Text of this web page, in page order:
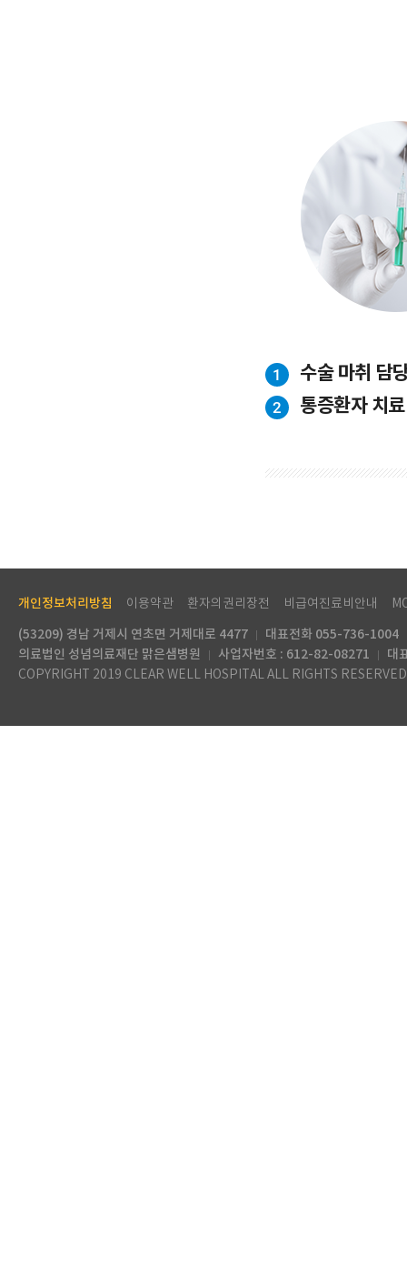
1 수술 마취 담
2 통증환자 치료
개인정보처리방침 이용약관 환자의권리장전 비급여진료비안내
(53209) 경남 거제시 연초면 거제대로 4477
대표전화 055-736-1004
의료법인 성념의료재단 맑은샘병원
사업자번호 : 612-82-08271 대
COPYRIGHT 2019 CLEAR WELL HOSPITAL ALL RIGHTS